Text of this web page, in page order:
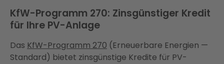
KfW-Programm 270: Zinsgünstiger Kredit
für Ihre PV-Anlage
Das KfW-Programm 270 (Erneuerbare Energien —
Standard) bietet zinsgünstige Kredite für PV-